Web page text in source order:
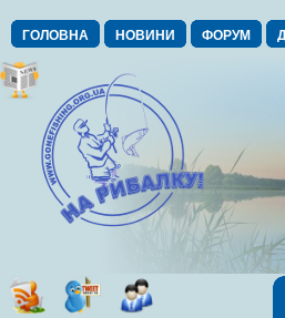
ГОЛОВНА НОВИНИ ФОРУМ